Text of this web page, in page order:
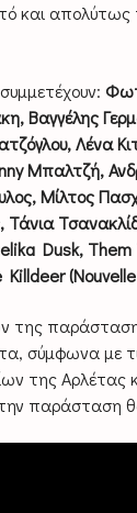
και
Βαγγέλης
Λένα
Μπαλτζή,
Μίλτος
Dusk,
Killdeer
της
σύμφωνα με
της Αρλέτας
παράσταση